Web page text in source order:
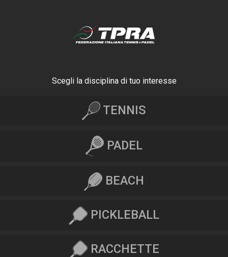
Scegli la disciplina di tuo interesse
TENNIS
PADEL
BEACH
PICKLEBALL
RACCHETTE